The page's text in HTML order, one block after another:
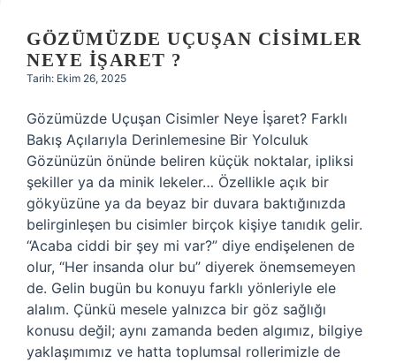
GÖZÜMÜZDE UÇUŞAN CISIMLER
NEYE IŞARET ?
Tarih: Ekim 26, 2025
Gözümüzde Uçuşan Cisimler Neye İşaret? Farklı
Bakış Açılarıyla Derinlemesine Bir Yolculuk
Gözünüzün önünde beliren küçük noktalar, ipliksi
şekiller ya da minik lekeler… Özellikle açık bir
gökyüzüne ya da beyaz bir duvara baktığınızda
belirginleşen bu cisimler birçok kişiye tanıdık gelir.
“Acaba ciddi bir şey mi var?” diye endişelenen de
olur, “Her insanda olur bu” diyerek önemsemeyen
de. Gelin bugün bu konuyu farklı yönleriyle ele
alalım. Çünkü mesele yalnızca bir göz sağlığı
konusu değil; aynı zamanda beden algımız, bilgiye
yaklaşımımız ve hatta toplumsal rollerimizle de